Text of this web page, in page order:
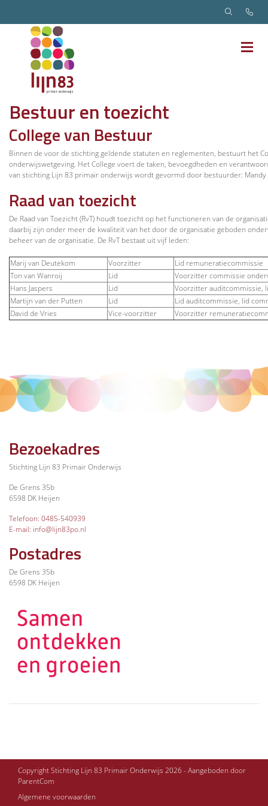
Bestuur en toezicht
College van Bestuur
Binnen de voor de stichting geldende statuten en reglementen, bestuurt het
onderwijswetgeving. Het College voert de taken, bevoegdheden en
van stichting Lijn 83 primair onderwijs wordt gevormd door bestuurder: Mandy
Raad van toezicht
De Raad van Toezicht (RvT) houdt toezicht op het functioneren van de
daarbij zijn onder meer de kwaliteit van het door de organisatie geboden
beheer van de organisatie. De RvT bestaat uit vijf leden:
Marij van Deutekom Voorzitter
Lid remuneratiecommissie
Ton van Wanroij
Lid
Voorzitter commissie
Hans Jaspers
Lid
Voorzitter auditcommissie,
Martijn van der Putten
Lid
Lid auditcommissie, lid
David de Vries
Vice-voorzitter Voorzitter
Bezoekadres
Stichting Lijn 83 Primair Onderwijs
De Grens 35b
6598 DK Heijen
Telefoon: 0485-540939
E-mail: info@lijn83po.nl
Postadres
De Grens 35b
6598 DK Heijen
Copyright Stichting Lijn 83 Primair Onderwijs 2026 - Aangeboden door
ParentCom
Algemene voorwaarden